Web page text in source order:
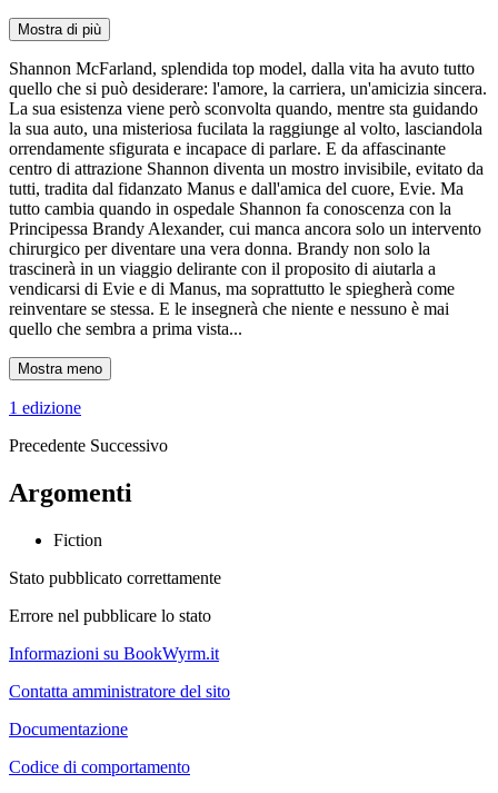
Mostra di più
Shannon McFarland, splendida top model, dalla vita ha avuto tutto
quello che si può desiderare: l'amore, la carriera, un'amicizia sincera.
La sua esistenza viene però sconvolta quando, mentre sta guidando
la sua auto, una misteriosa fucilata la raggiunge al volto, lasciandola
orrendamente sfigurata e incapace di parlare. E da affascinante
centro di attrazione Shannon diventa un mostro invisibile, evitato da
tutti, tradita dal fidanzato Manus e dall'amica del cuore, Evie. Ma
tutto cambia quando in ospedale Shannon fa conoscenza con la
Principessa Brandy Alexander, cui manca ancora solo un intervento
chirurgico per diventare una vera donna. Brandy non solo la
trascinerà in un viaggio delirante con il proposito di aiutarla a
vendicarsi di Evie e di Manus, ma soprattutto le spiegherà come
reinventare se stessa. E le insegnerà che niente e nessuno è mai
quello che sembra a prima vista...
Mostra meno
1 edizione
Precedente Successivo
Argomenti
Fiction
Stato pubblicato correttamente
Errore nel pubblicare lo stato
Informazioni su BookWyrm.it
Contatta amministratore del sito
Documentazione
Codice di comportamento